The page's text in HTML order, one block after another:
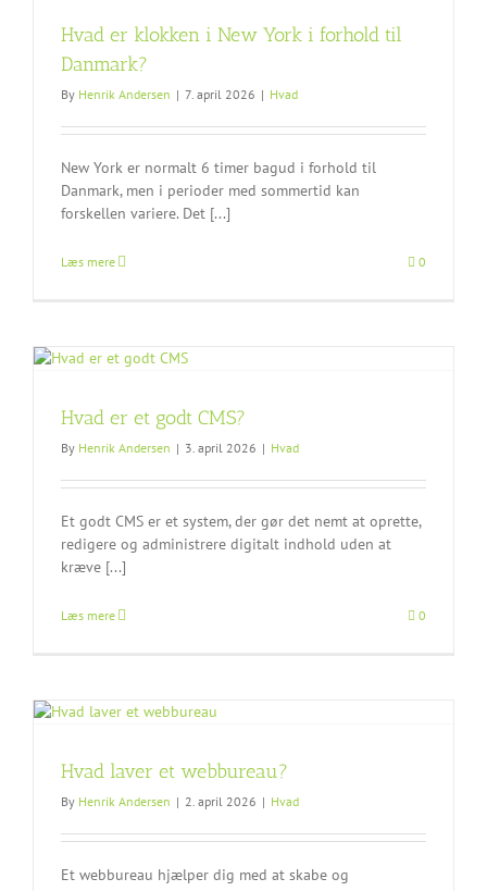
Hvad er klokken i New York i forhold til
Danmark?
By Henrik Andersen | 7. april 2026 | Hvad
New York er normalt 6 timer bagud i forhold til
Danmark, men i perioder med sommertid kan
forskellen variere. Det [...]
Læs mere 0
Hvad er et godt CMS?
By Henrik Andersen | 3. april 2026 | Hvad
Et godt CMS er et system, der gør det nemt at oprette,
redigere og administrere digitalt indhold uden at
kræve [...]
Læs mere 0
Hvad laver et webbureau?
By Henrik Andersen | 2. april 2026 | Hvad
Et webbureau hjælper dig med at skabe og